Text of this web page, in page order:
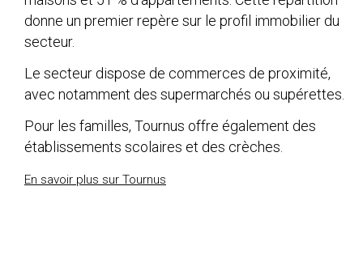
donne un premier repère sur le profil immobilier du
secteur.
Le secteur dispose de commerces de proximité,
avec notamment des supermarchés ou supérettes.
Pour les familles, Tournus offre également des
établissements scolaires et des crèches.
En savoir plus sur Tournus